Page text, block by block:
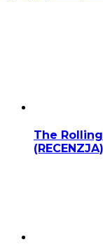
The
(RECENZJA)